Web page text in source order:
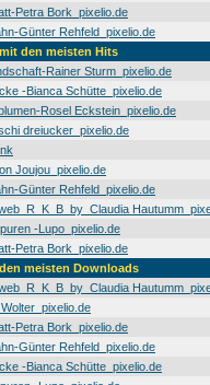
Petra Bork_pixelio.de
Günter Rehfeld_pixelio.de
den meisten Hits
Rainer Sturm_pixelio.de
-Bianca Schütte_pixelio.de
Rosel Eckstein_pixelio.de
dreiucker_pixelio.de
Joujou_pixelio.de
Günter Rehfeld_pixelio.de
-Lupo_pixelio.de
Petra Bork_pixelio.de
meisten Downloads
Petra Bork_pixelio.de
Günter Rehfeld_pixelio.de
-Bianca Schütte_pixelio.de